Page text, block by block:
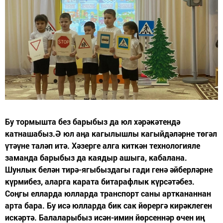
Бу тормышта без барыбыз да юл хәрәкәтендә
катнашабыз.Ә юл аңа кагылышлы кагыйдәләрне төгәл
үтәүне таләп итә. Хәзерге алга киткән технологияле
заманда барыбыз да каядыр ашыга, кабалана.
Шунлык белән тирә-ягыбыздагы гади генә әйберләрне
күрмибез, аларга карата битарафлык күрсәтәбез.
Соңгы елларда юлларда транспорт саны арткананнан
арта бара. Бу исә юлларда бик сак йөрергә кирәклеген
искәртә. Балаларыбыз исән-имин йөрсеннәр өчен иң